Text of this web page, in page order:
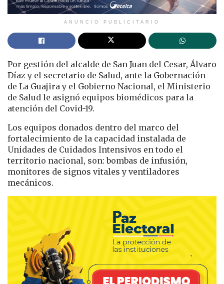
ANUNCIO PUBLICITARIO
Por gestión del alcalde de San Juan del Cesar, Álvaro
Díaz y el secretario de Salud, ante la Gobernación
de La Guajira y el Gobierno Nacional, el Ministerio
de Salud le asignó equipos biomédicos para la
atención del Covid-19.
Los equipos donados dentro del marco del
fortalecimiento de la capacidad instalada de
Unidades de Cuidados Intensivos en todo el
territorio nacional, son: bombas de infusión,
monitores de signos vitales y ventiladores
mecánicos.